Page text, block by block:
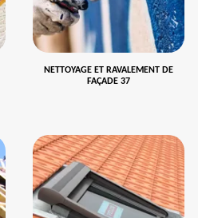
NETTOYAGE ET RAVALEMENT DE
FAÇADE 37